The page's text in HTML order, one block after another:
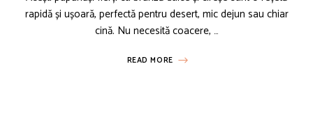
rapidă și ușoară, perfectă pentru desert, mic dejun sau chiar
cină. Nu necesită coacere, …
READ MORE